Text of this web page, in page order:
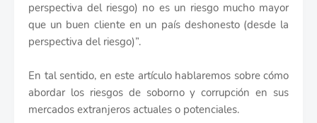
perspectiva del riesgo) no es un riesgo mucho mayor
que un buen cliente en un país deshonesto (desde la
perspectiva del riesgo)”.
En tal sentido, en este artículo hablaremos sobre cómo
abordar los riesgos de soborno y corrupción en sus
mercados extranjeros actuales o potenciales.